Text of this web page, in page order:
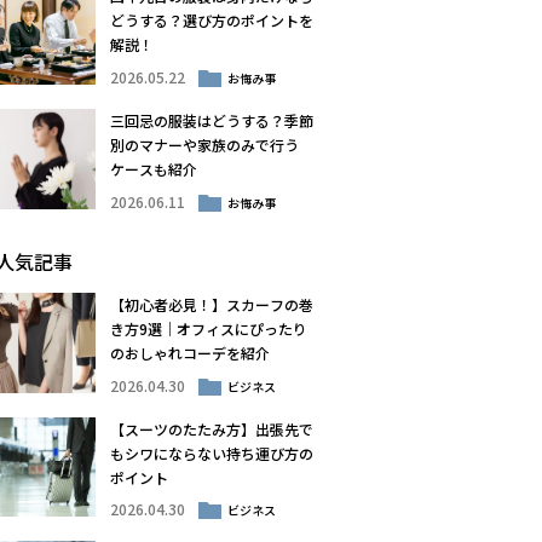
どうする？選び方のポイントを
解説！
2026.05.22
お悔み事
三回忌の服装はどうする？季節
別のマナーや家族のみで行う
ケースも紹介
2026.06.11
お悔み事
気記事
【初心者必見！】スカーフの巻
き方9選｜オフィスにぴったり
のおしゃれコーデを紹介
2026.04.30
ビジネス
【スーツのたたみ方】出張先で
もシワにならない持ち運び方の
ポイント
2026.04.30
ビジネス